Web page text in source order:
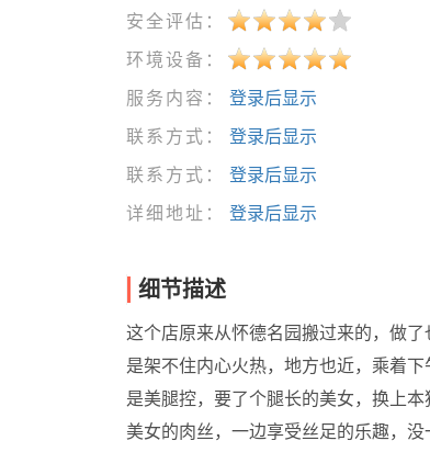
安全评估：
环境设备：
服务内容：
登录后显示
联系方式：
登录后显示
联系方式：
登录后显示
详细地址：
登录后显示
细节描述
这个店原来从怀德名园搬过来的，做
是架不住内心火热，地方也近，乘着
是美腿控，要了个腿长的美女，换上
美女的肉丝，一边享受丝足的乐趣，